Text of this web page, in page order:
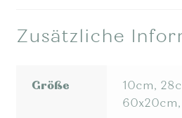
Zusätzliche
Größe
10cm,